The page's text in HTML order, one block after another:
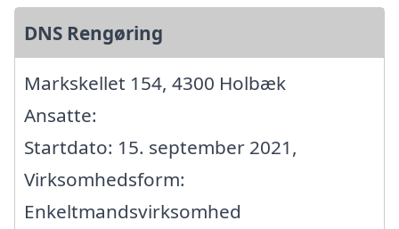
DNS Rengøring
Markskellet 154, 4300 Holbæk
Ansatte:
Startdato: 15. september 2021,
Virksomhedsform:
Enkeltmandsvirksomhed